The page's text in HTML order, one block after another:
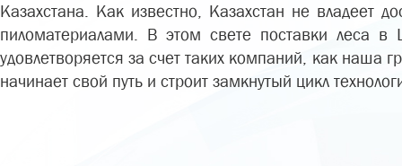
Казахстана. Как известно, Казахстан не владеет
пиломатериалами. В этом свете поставки леса
удовлетворяется за счет таких компаний, как наша
начинает свой путь и строит замкнутый цикл